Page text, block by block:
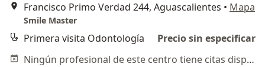
Francisco Primo Verdad 244, Aguascalientes • Mapa
Smile Master
Primera visita Odontología
Precio sin especificar
Ningún profesional de este centro tiene citas disponibles